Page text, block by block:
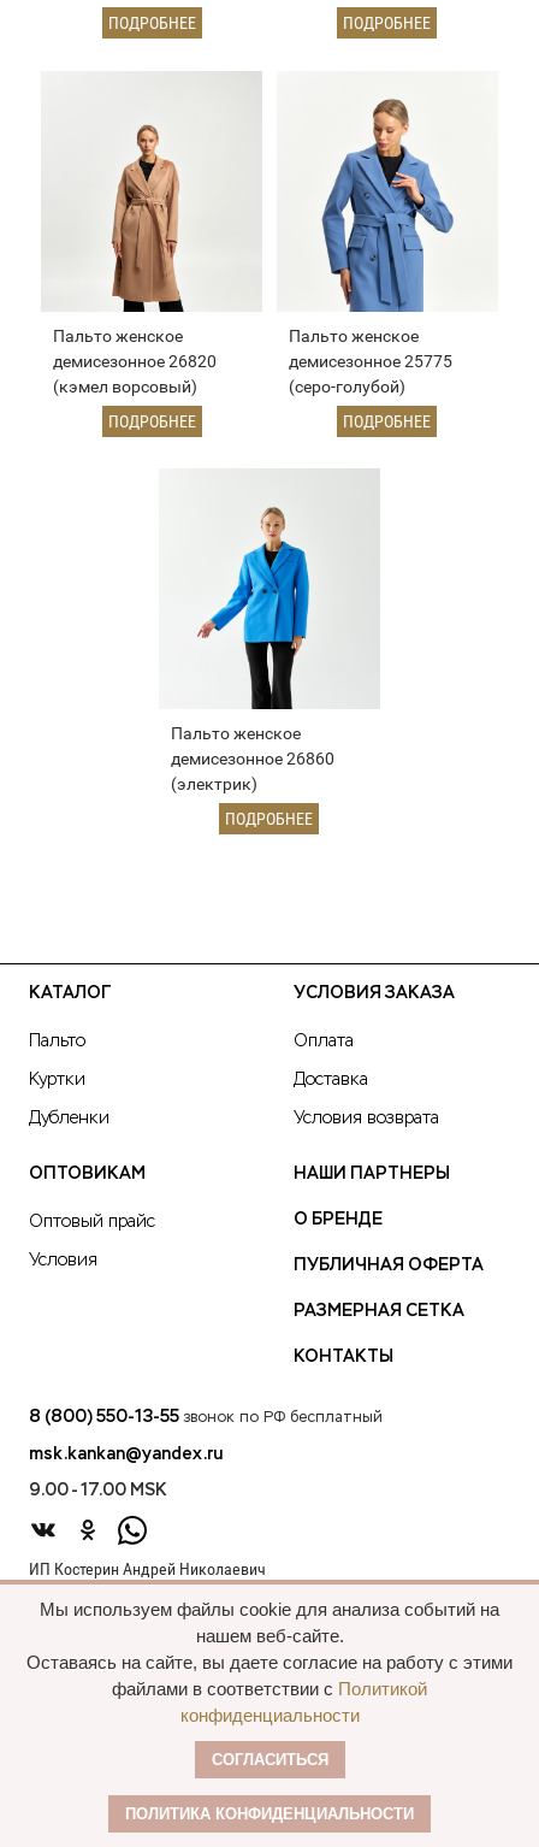
ПОДРОБНЕЕ
ПОДРОБНЕЕ
Пальто женское
демисезонное 26820
(кэмел ворсовый)
ПОДРОБНЕЕ
Пальто женское
демисезонное 25775
(серо-голубой)
ПОДРОБНЕЕ
Пальто женское
демисезонное 26860
(электрик)
ПОДРОБНЕЕ
КАТАЛОГ
Пальто
Куртки
Дубленки
УСЛОВИЯ ЗАКАЗА
Оплата
Доставка
Условия возврата
ОПТОВИКАМ
Оптовый прайс
Условия
НАШИ ПАРТНЕРЫ
О БРЕНДЕ
ПУБЛИЧНАЯ ОФЕРТА
РАЗМЕРНАЯ СЕТКА
КОНТАКТЫ
8 (800) 550-13-55 звонок по РФ бесплатный
msk.kankan@yandex.ru
9.00 - 17.00 MSK
ИП Костерин Андрей Николаевич
440012, проезд 2-й Лиственный д.20 г. Пенза Пензенская обл.,
Мы используем файлы cookie для анализа событий на
нашем веб-сайте.
Оставаясь на сайте, вы даете согласие на работу с этими
файлами в соответствии с Политикой
конфиденциальности
СОГЛАСИТЬСЯ
ПОЛИТИКА КОНФИДЕНЦИАЛЬНОСТИ
Все права сохранены, 2015—2025 Пальто